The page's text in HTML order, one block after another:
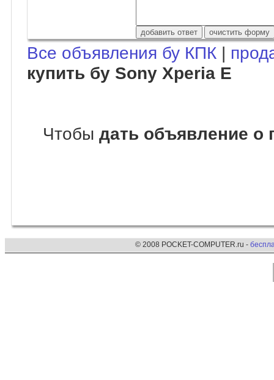
Все объявления бу КПК |
купить бу Sony Xperia E
Чтобы дать объявление о
© 2008 POCKET-COMPUTER.ru -